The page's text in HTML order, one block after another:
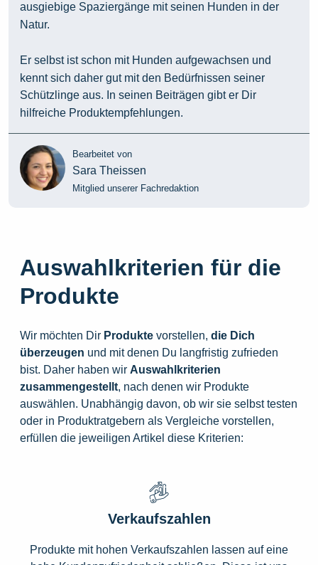
ausgiebige Spaziergänge mit seinen Hunden in der
Natur.
Er selbst ist schon mit Hunden aufgewachsen und
kennt sich daher gut mit den Bedürfnissen seiner
Schützlinge aus. In seinen Beiträgen gibt er Dir
hilfreiche Produktempfehlungen.
Bearbeitet von
Sara Theissen
Mitglied unserer Fachredaktion
Auswahlkriterien für die
Produkte
Wir möchten Dir Produkte vorstellen, die Dich
überzeugen und mit denen Du langfristig zufrieden
bist. Daher haben wir Auswahlkriterien
zusammengestellt, nach denen wir Produkte
auswählen. Unabhängig davon, ob wir sie selbst testen
oder in Produktratgebern als Vergleiche vorstellen,
erfüllen die jeweiligen Artikel diese Kriterien:
Verkaufszahlen
Produkte mit hohen Verkaufszahlen lassen auf eine